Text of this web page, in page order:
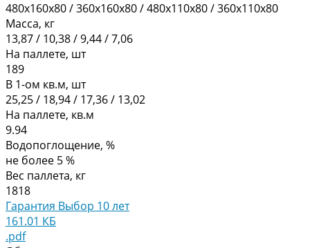
480х160х80 / 360х160х80 / 480х110х80 / 360х110х80
Масса, кг
13,87 / 10,38 / 9,44 / 7,06
На паллете, шт
189
В 1-ом кв.м, шт
25,25 / 18,94 / 17,36 / 13,02
На паллете, кв.м
9.94
Водопоглощение, %
не более 5 %
Вес паллета, кг
1818
Гарантия Выбор 10 лет
161.01 КБ
.pdf